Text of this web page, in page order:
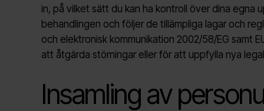
in, på vilket sätt du kan ha kontroll över dina egna
behandlingen och följer de tillämpliga lagar och
och elektronisk kommunikation 2002/58/EG samt
att åtgärda störningar eller för att uppfylla nya
Insamling av